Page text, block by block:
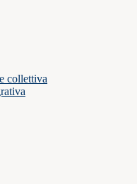
collettiva